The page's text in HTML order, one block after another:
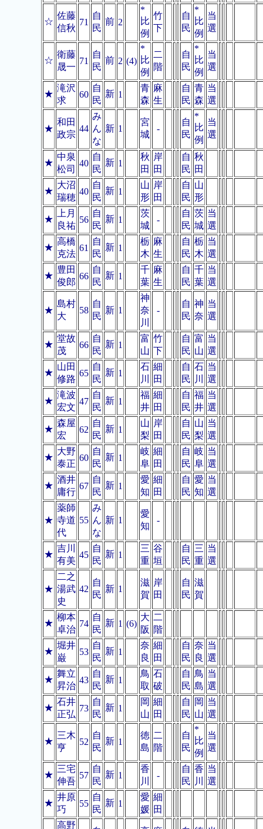
☆
佐藤
信秋
71
自
民
前 2
*
比
例
竹
下
自
民
*
比
例
当
選
☆
衛藤
晟一
71
自
民
前 2 (4)
*
比
例
二
階
自
民
*
比
例
当
選
★
滝沢
求
60
自
民
新 1
青
森
麻
生
自
民
青
森
当
選
★
和田
政宗
44
み
ん
な
新 1
宮
城
-
自
民
*
比
例
当
選
★
中泉
松司
40
自
民
新 1
秋
田
岸
田
自
民
秋
田
★
大沼
瑞穂
40
自
民
新 1
山
形
岸
田
自
民
山
形
★
上月
良祐
56
自
民
新 1
茨
城
-
自
民
茨
城
当
選
★
高橋
克法
61
自
民
新 1
栃
木
麻
生
自
民
栃
木
当
選
★
豊田
俊郎
66
自
民
新 1
千
葉
麻
生
自
民
千
葉
当
選
★
島村
大
58
自
民
新 1
神
奈
川
-
自
民
神
奈
当
選
★
堂故
茂
66
自
民
新 1
富
山
竹
下
自
民
富
山
当
選
★
山田
修路
65
自
民
新 1
石
川
細
田
自
民
石
川
当
選
★
滝波
宏文
47
自
民
新 1
福
井
細
田
自
民
福
井
当
選
★
森屋
宏
62
自
民
新 1
山
梨
岸
田
自
民
山
梨
当
選
★
大野
泰正
60
自
民
新 1
岐
阜
細
田
自
民
岐
阜
当
選
★
酒井
庸行
67
自
民
新 1
愛
知
細
田
自
民
愛
知
当
選
★
薬師
寺道
代
55
み
ん
な
新 1
愛
知
-
★
吉川
有美
45
自
民
新 1
三
重
谷
垣
自
民
三
重
当
選
★
二之
湯武
史
42
自
民
新 1
滋
賀
岸
田
自
民
滋
賀
★
柳本
卓治
74
自
民
新 1 (6)
大
阪
二
階
★
堀井
巌
53
自
民
新 1
奈
良
細
田
自
民
奈
良
当
選
★
舞立
昇治
43
自
民
新 1
鳥
取
石
破
自
民
鳥
島
当
選
★
石井
正弘
73
自
民
新 1
岡
山
細
田
自
民
岡
山
当
選
★
三木
亨
52
自
民
新 1
徳
島
二
階
自
民
*
比
例
当
選
★
三宅
伸吾
57
自
民
新 1
香
川
-
自
民
香
川
当
選
★
井原
巧
55
自
民
新 1
愛
媛
細
田
高野